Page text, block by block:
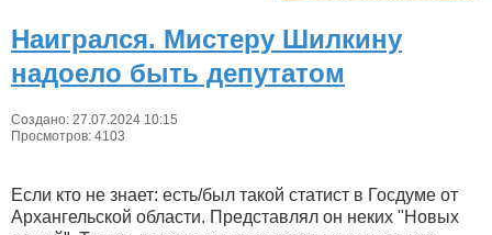
Наигрался. Мистеру Шилкину
надоело быть депутатом
Создано: 27.07.2024 10:15
Просмотров: 4103
Если кто не знает: есть/был такой статист в Госдуме от
Архангельской области. Представлял он неких "Новых